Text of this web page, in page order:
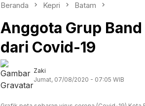
Beranda Kepri Batam
Anggota Grup
dari Covid-19
Zaki
Jumat, 07/08/2020 - 07:05 WIB